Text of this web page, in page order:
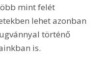
mint felét
lehet azonban
történő
is.